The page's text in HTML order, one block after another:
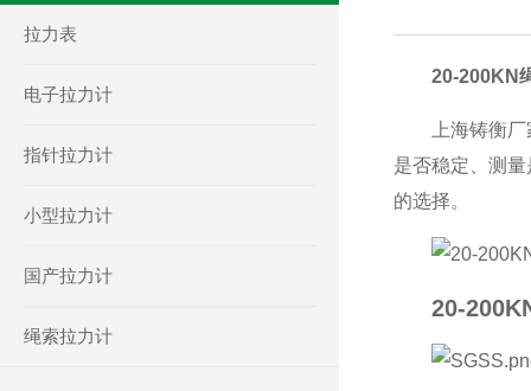
拉力表
电子拉力计
指针拉力计
小型拉力计
国产拉力计
绳索拉力计
20-200KN
上海铸衡
是否稳定、测
的选择。
20-